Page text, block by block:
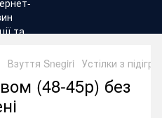
Взуття Snegiri Устілки з
(48-45р) без